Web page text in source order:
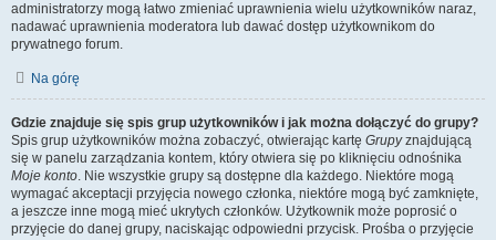
administratorzy mogą łatwo zmieniać uprawnienia wielu użytkowników naraz,
nadawać uprawnienia moderatora lub dawać dostęp użytkownikom do
prywatnego forum.
Na górę
Gdzie znajduje się spis grup użytkowników i jak można dołączyć do grupy?
Spis grup użytkowników można zobaczyć, otwierając kartę Grupyznajdującą
się w panelu zarządzania kontem, który otwiera się po kliknięciu odnośnika
Moje konto. Nie wszystkie grupy są dostępne dla każdego. Niektóre mogą
wymagać akceptacji przyjęcia nowego członka, niektóre mogą być zamknięte,
a jeszcze inne mogą mieć ukrytych członków. Użytkownik może poprosić o
przyjęcie do danej grupy, naciskając odpowiedni przycisk. Prośba o przyjęcie